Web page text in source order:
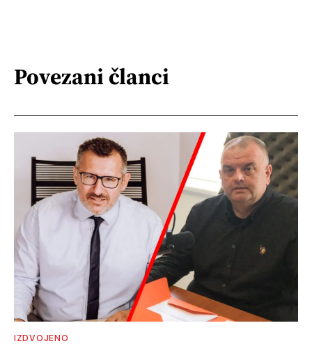
Povezani članci
IZDVOJENO